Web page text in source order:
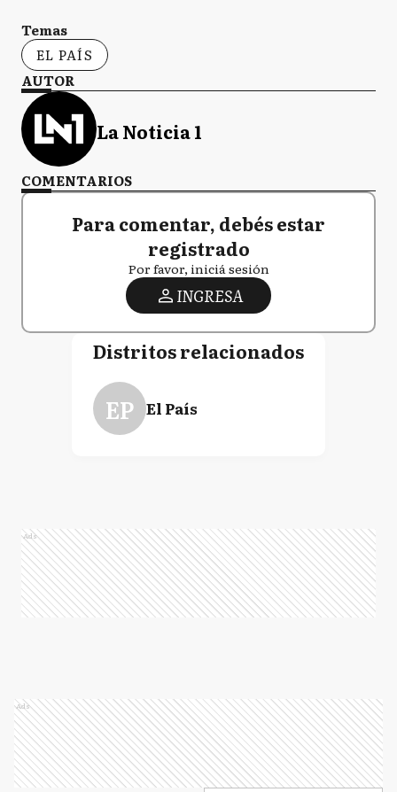
Temas
EL PAÍS
AUTOR
La Noticia 1
COMENTARIOS
Para comentar, debés estar
registrado
Por favor, iniciá sesión
INGRESA
Distritos relacionados
EP El País
Ads
Ads